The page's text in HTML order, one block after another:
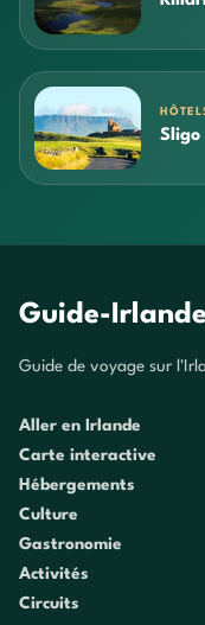
Sligo
Guide-
Guide de voyage sur
Aller en Irlande
Carte interactive
Hébergements
Culture
Gastronomie
Activités
Circuits